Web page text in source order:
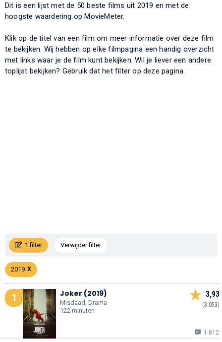
Dit is een lijst met de 50 beste films uit 2019 en met de
hoogste waardering op MovieMeter.
Klik op de titel van een film om meer informatie over deze film
te bekijken. Wij hebben op elke filmpagina een handig overzicht
met links waar je de film kunt bekijken. Wil je liever een andere
toplijst bekijken? Gebruik dat het filter op deze pagina.
1 filter Verwijder filter
2019
1 Joker (2019)
Misdaad, Drama
122 minuten
3,93
(3.053)
1.812